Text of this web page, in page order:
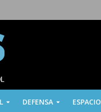
DEFENSA ESPACIO